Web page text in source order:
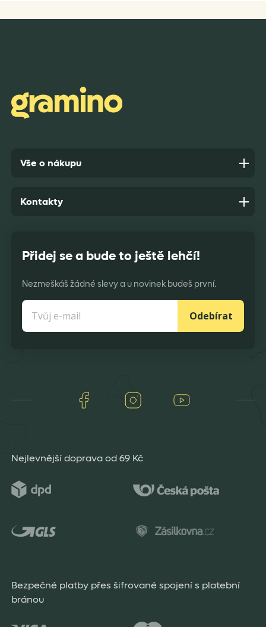
Anonym,před 7 dny
Vše o nákupu
Přidej se a bude to ještě lehčí!
Nezmeškáš žádné slevy a u novinek budeš první.
Odebírat
Facebook Instagram
Kontakty
Nejlevnější doprava od 69 Kč
Bezpečné platby přes šifrované spojení s platební
bránou